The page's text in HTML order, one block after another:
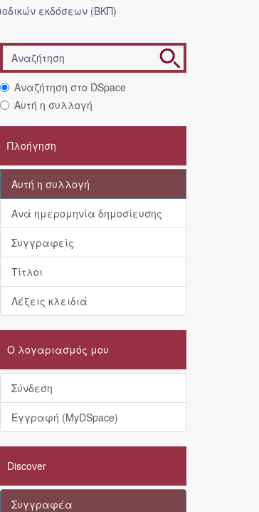
εκδόσεων (ΒΚΠ)
Αναζήτηση στο DSpace
Αυτή η συλλογή
Πλοήγηση
Αυτή η συλλογή
Ανά ημερομηνία δημοσίευσης
Συγγραφείς
Τίτλοι
Λέξεις κλειδιά
Ο λογαριασμός μου
Σύνδεση
Εγγραφή (MyDSpace)
Discover
Συγγραφέα